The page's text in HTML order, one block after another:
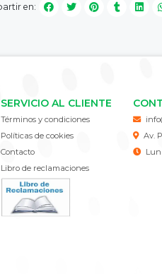
en:
SERVICIO AL CLIENTE
Términos y condiciones
Políticas de cookies
Contacto
Libro de reclamaciones
Av.
Lun